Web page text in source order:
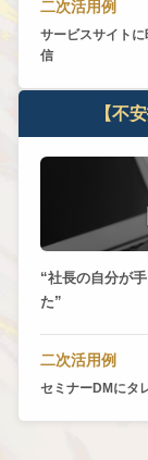
二次活用例
サービスサイト
信
【不
社長の自分が
た
二次活用例
セミナーDMにタ